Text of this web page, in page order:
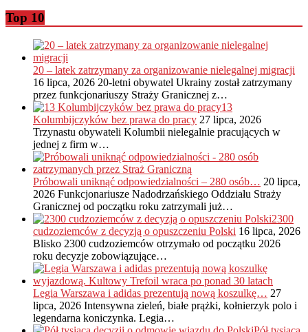
Top 10
20 – latek zatrzymany za organizowanie nielegalnej migracji
16 lipca, 2026 20-letni obywatel Ukrainy został zatrzymany
przez funkcjonariuszy Straży Granicznej z…
13
Kolumbijczyków bez prawa do pracy 27 lipca, 2026
Trzynastu obywateli Kolumbii nielegalnie pracujących w
jednej z firm w…
Próbowali uniknąć odpowiedzialności – 280 osób… 20 lipca,
2026 Funkcjonariusze Nadodrzańskiego Oddziału Straży
Granicznej od początku roku zatrzymali już…
2300
cudzoziemców z decyzją o opuszczeniu Polski 16 lipca, 2026
Blisko 2300 cudzoziemców otrzymało od początku 2026
roku decyzje zobowiązujące…
Legia Warszawa i adidas prezentują nową koszulkę… 27
lipca, 2026 Intensywna zieleń, białe prążki, kołnierzyk polo i
legendarna koniczynka. Legia…